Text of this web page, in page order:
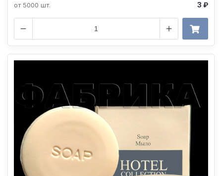
от 5000 шт. 3 ₽